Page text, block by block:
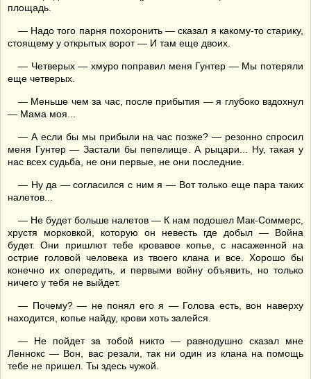
площадь.
— Надо того парня похоронить — сказал я какому-то старику,
стоящему у открытых ворот — И там еще двоих.
— Четверых — хмуро поправил меня Гунтер — Мы потеряли
еще четверых.
— Меньше чем за час, после прибытия — я глубоко вздохнул
— Мама моя...
— А если бы мы прибыли на час позже? — резонно спросил
меня Гунтер — Застали бы пепелище. А рыцари... Ну, такая у
нас всех судьба, не они первые, не они последние.
— Ну да — согласился с ним я — Вот только еще пара таких
налетов...
— Не будет больше налетов — К нам подошел Мак-Соммерс,
хрустя морковкой, которую он невесть где добыл — Война
будет. Они пришлют тебе кровавое копье, с насаженной на
острие головой человека из твоего клана и все. Хорошо бы
конечно их опередить, и первыми войну объявить, но только
ничего у тебя не выйдет.
— Почему? — не понял его я — Голова есть, вон наверху
находится, копье найду, крови хоть залейся.
— Не пойдет за тобой никто — равнодушно сказал мне
Леннокс — Вон, вас резали, так ни один из клана на помощь
тебе не пришел. Ты здесь чужой.